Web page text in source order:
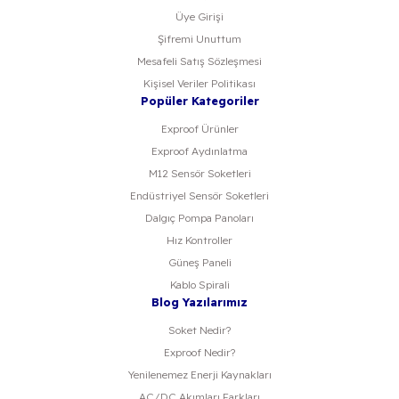
Üye Girişi
Şifremi Unuttum
Mesafeli Satış Sözleşmesi
Kişisel Veriler Politikası
Popüler Kategoriler
Exproof Ürünler
Exproof Aydınlatma
M12 Sensör Soketleri
Endüstriyel Sensör Soketleri
Dalgıç Pompa Panoları
Hız Kontroller
Güneş Paneli
Kablo Spirali
Blog Yazılarımız
Soket Nedir?
Exproof Nedir?
Yenilenemez Enerji Kaynakları